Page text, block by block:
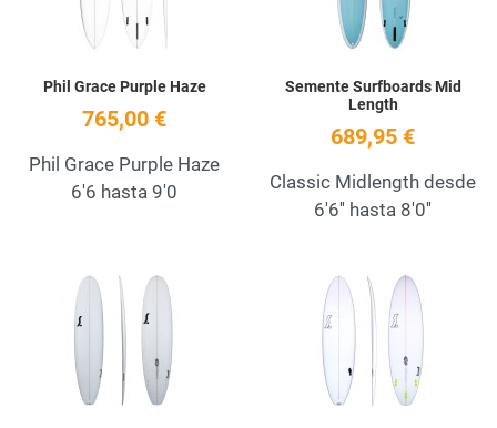
Phil Grace Purple Haze
765,00 €
Phil Grace Purple Haze
6'6 hasta 9'0
Semente Surfboards Mid
Length
689,95 €
Classic Midlength desde
6'6'' hasta 8'0''
Add to Wishlist
Quick View